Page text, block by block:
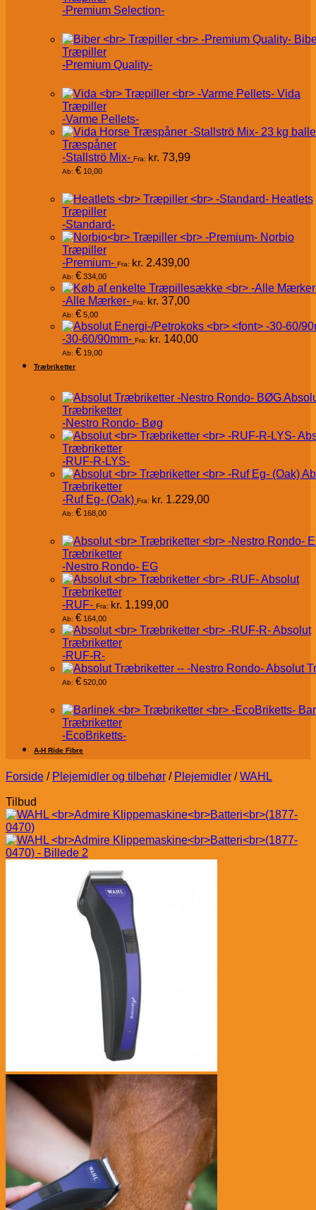
-Premium Selection-
Træpiller
-Premium Quality-
Vida
Træpiller
-Varme Pellets-
Træspåner
-Stallströ Mix- Fra: kr. 73,99
Ab: € 10,00
Heatlets
Træpiller
-Standard-
Norbio
Træpiller
-Premium- Fra: kr. 2.439,00
Ab: € 334,00
-Alle Mærker- Fra: kr. 37,00
Ab: € 5,00
-30-60/90mm- Fra: kr. 140,00
Ab: € 19,00
Træbriketter
Træbriketter
-Nestro Rondo- Bøg
Træbriketter
-RUF-R-LYS-
Træbriketter
-Ruf Eg- (Oak) Fra: kr. 1.229,00
Ab: € 168,00
Træbriketter
-Nestro Rondo- EG
Absolut
Træbriketter
-RUF- Fra: kr. 1.199,00
Ab: € 164,00
Absolut
Træbriketter
-RUF-R-
Absolut
Ab: € 520,00
Træbriketter
-EcoBriketts-
A-H Ride Fibre
Forside / Plejemidler og tilbehør / Plejemidler / WAHL
Tilbud